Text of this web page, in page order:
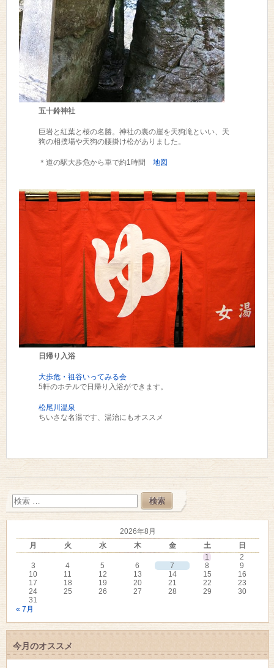
五十鈴神社
巨岩と紅葉と桜の名勝。神社の裏の崖を天狗滝といい、天
狗の相撲場や天狗の腰掛け松がありました。
＊道の駅大歩危から車で約1時間地図
日帰り入浴
大歩危・祖谷いってみる会
5軒のホテルで日帰り入浴ができます。
松尾川温泉
ちいさな名湯です、湯治にもオススメ
2026年8月
月
火 水 木 金 土
日
1
2
3
4 5 6 7 8
9
10
11 12 13 14 15
16
17
18 19 20 21 22
23
24
25 26 27 28 29
30
31
« 7月
今月のオススメ